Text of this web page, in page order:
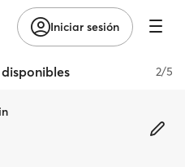
Iniciar sesión
2/5